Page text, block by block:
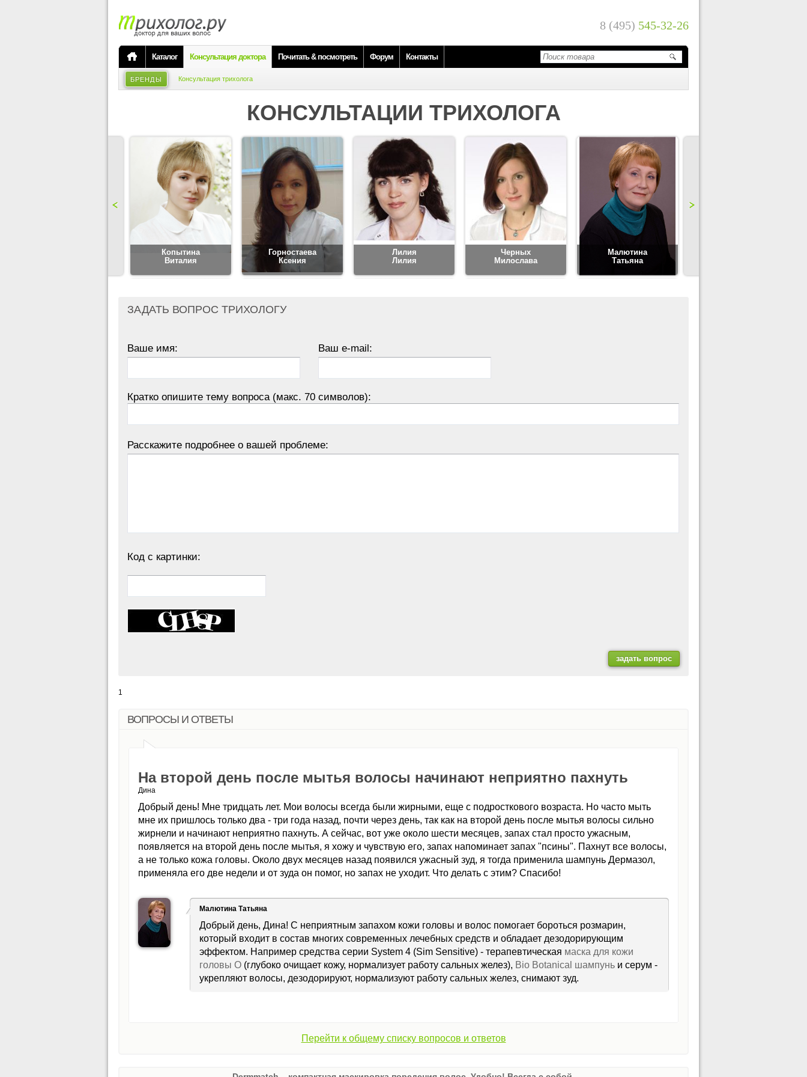
8 (495) 545-32-26
Каталог Консультация доктора Почитать & посмотреть Форум Контакты
БРЕНДЫ Консультация трихолога
КОНСУЛЬТАЦИИ ТРИХОЛОГА
Копытина
Виталия
Горностаева
Ксения
Лилия
Лилия
Черных
Милослава
Малютина
Татьяна
ЗАДАТЬ ВОПРОС ТРИХОЛОГУ
Ваше имя: Ваш e-mail:
Кратко опишите тему вопроса (макс. 70 символов):
Расскажите подробнее о вашей проблеме:
Код с картинки:
1
ВОПРОСЫ И ОТВЕТЫ
На второй день после мытья волосы начинают неприятно пахнуть
Дина
Добрый день! Мне тридцать лет. Мои волосы всегда были жирными, еще с подросткового возраста. Но часто мыть
мне их пришлось только два - три года назад, почти через день, так как на второй день после мытья волосы сильно
жирнели и начинают неприятно пахнуть. А сейчас, вот уже около шести месяцев, запах стал просто ужасным,
появляется на второй день после мытья, я хожу и чувствую его, запах напоминает запах "псины". Пахнут все волосы,
а не только кожа головы. Около двух месяцев назад появился ужасный зуд, я тогда применила шампунь Дермазол,
применяла его две недели и от зуда он помог, но запах не уходит. Что делать с этим? Спасибо!
Малютина Татьяна
Добрый день, Дина! С неприятным запахом кожи головы и волос помогает бороться розмарин,
который входит в состав многих современных лечебных средств и обладает дезодорирующим
эффектом. Например средства серии System 4 (Sim Sensitive) - терапевтическая маска для кожи
головы О (глубоко очищает кожу, нормализует работу сальных желез), Bio Botanical шампунь и серум -
укрепляют волосы, дезодорируют, нормализуют работу сальных желез, снимают зуд.
Перейти к общему списку вопросов и ответов